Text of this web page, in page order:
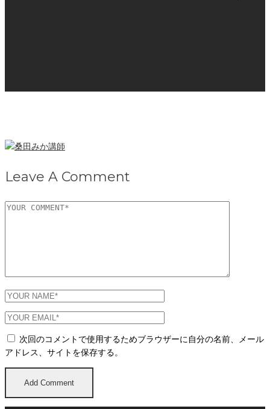
Leave A Comment
次回のコメントで使用するためブラウザーに自分の名前、メール
アドレス、サイトを保存する。